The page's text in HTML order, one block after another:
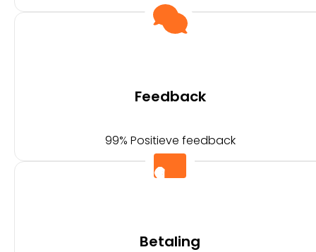
Feedback
99% Positieve feedback
Betaling